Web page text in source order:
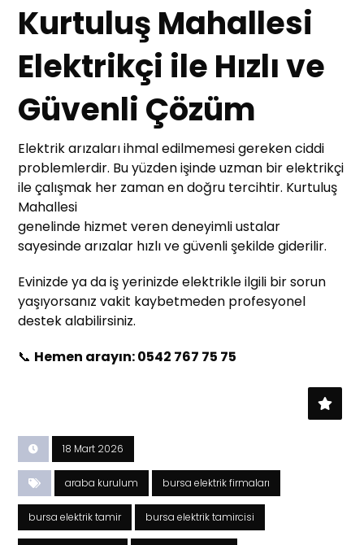
Kurtuluş Mahallesi
Elektrikçi ile Hızlı ve
Güvenli Çözüm
Elektrik arızaları ihmal edilmemesi gereken ciddi
problemlerdir. Bu yüzden işinde uzman bir elektrikçi
ile çalışmak her zaman en doğru tercihtir. Kurtuluş
Mahallesi
genelinde hizmet veren deneyimli ustalar
sayesinde arızalar hızlı ve güvenli şekilde giderilir.
Evinizde ya da iş yerinizde elektrikle ilgili bir sorun
yaşıyorsanız vakit kaybetmeden profesyonel
destek alabilirsiniz.
📞 Hemen arayın: 0542 767 75 75
18 Mart 2026
araba kurulum bursa elektrik firmaları
bursa elektrik tamir bursa elektrik tamircisi